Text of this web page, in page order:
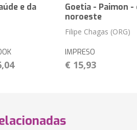
e da
Goetia - Paimon
noroeste
Filipe Chagas (ORG)
IMPRESO
€ 15,93